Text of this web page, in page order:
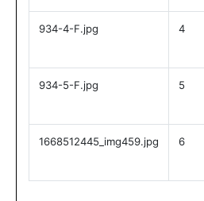
934-4-F.jpg 4
934-5-F.jpg 5
1668512445_img459.jpg 6